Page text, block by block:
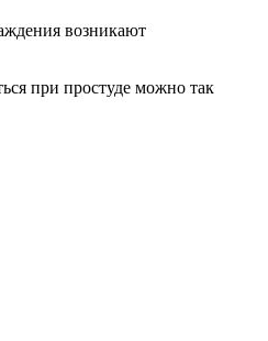
возникают
при простуде можно так